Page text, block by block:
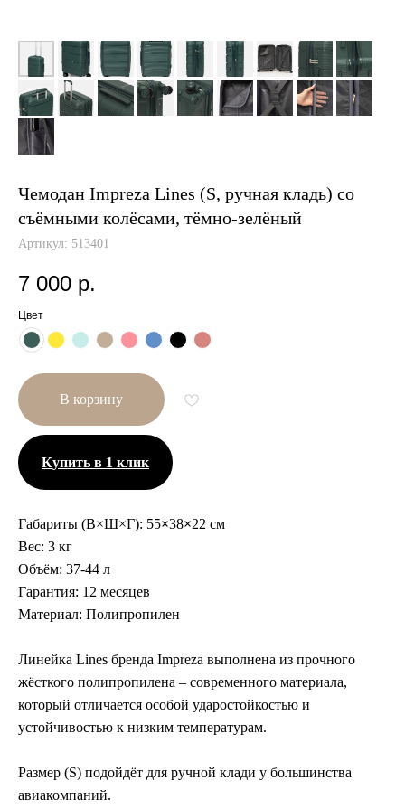
Чемодан Impreza Lines (S, ручная кладь) со
съёмными колёсами, тёмно-зелёный
Артикул: 513401
7 000 р.
Цвет
В корзину
Купить в 1 клик
Габариты (В×Ш×Г): 55×38×22 см
Вес: 3 кг
Объём: 37-44 л
Гарантия: 12 месяцев
Материал: Полипропилен
Линейка Lines бренда Impreza выполнена из прочного
жёсткого полипропилена – современного материала,
который отличается особой ударостойкостью и
устойчивостью к низким температурам.
Размер (S) подойдёт для ручной клади у большинства
авиакомпаний.
Другие размеры